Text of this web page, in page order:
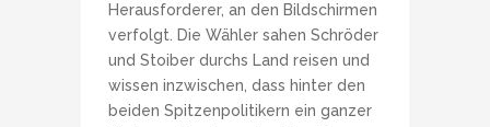
Herausforderer, an den Bildschirmen
verfolgt. Die Wähler sahen Schröder
und Stoiber durchs Land reisen und
wissen inzwischen, dass hinter den
beiden Spitzenpolitikern ein ganzer